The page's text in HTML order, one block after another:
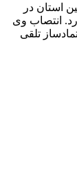
کردستان بعنوان اولین استان در
انتصاب وی
تلقی